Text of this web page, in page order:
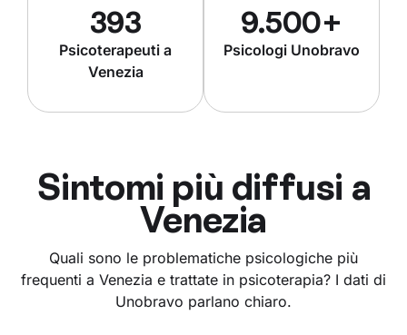
393
Psicoterapeuti a
Venezia
9.500+
Psicologi Unobravo
Sintomi più diffusi a
Venezia
Quali sono le problematiche psicologiche più
frequenti a Venezia e trattate in psicoterapia? I dati di
Unobravo parlano chiaro.